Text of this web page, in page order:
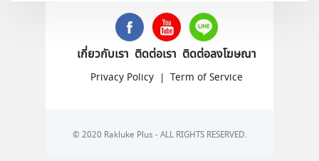
เกี่ยวกับเรา ติดต่อเรา ติดต่อลงโฆษณา
Privacy Policy | Term of Service
© 2020 Rakluke Plus - ALL RIGHTS RESERVED.